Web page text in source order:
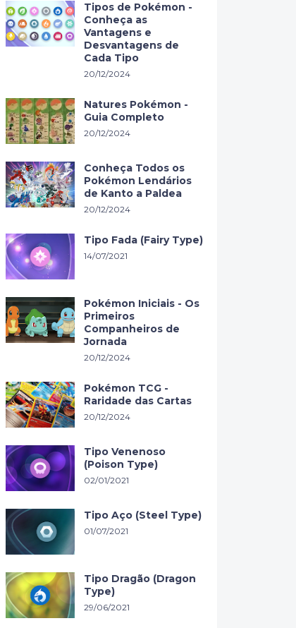
Tipos de Pokémon -
Conheça as
Vantagens e
Desvantagens de
Cada Tipo
20/12/2024
Natures Pokémon -
Guia Completo
20/12/2024
Conheça Todos os
Pokémon Lendários
de Kanto a Paldea
20/12/2024
Tipo Fada (Fairy Type)
14/07/2021
Pokémon Iniciais - Os
Primeiros
Companheiros de
Jornada
20/12/2024
Pokémon TCG -
Raridade das Cartas
20/12/2024
Tipo Venenoso
(Poison Type)
02/01/2021
Tipo Aço (Steel Type)
01/07/2021
Tipo Dragão (Dragon
Type)
29/06/2021